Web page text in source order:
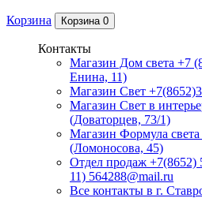
Корзина Корзина 0
Контакты
Магазин Дом света +7
Енина, 11)
Магазин Свет
Магазин Свет в
(Доваторцев, 73/1)
Магазин Формула
(Ломоносова, 45)
Отдел продаж +7(8652)
11) 564288@mail.ru
Все контакты в г.